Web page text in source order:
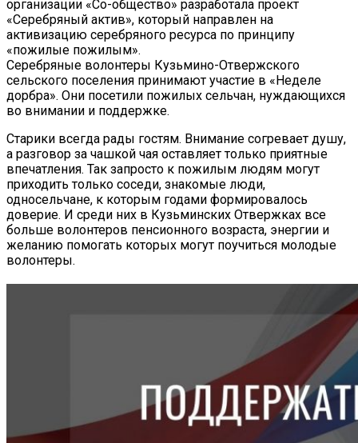
организации «Со-общество» разработала проект
«Серебряный актив», который направлен на
активизацию серебряного ресурса по принципу
«пожилые пожилым».
Серебряные волонтеры Кузьмино-Отвержского
сельского поселения принимают участие в «Неделе
дорбра». Они посетили пожилых сельчан, нуждающихся
во внимании и поддержке.
Старики всегда рады гостям. Внимание согревает душу,
а разговор за чашкой чая оставляет только приятные
впечатления. Так запросто к пожилым людям могут
приходить только соседи, знакомые люди,
односельчане, к которым годами формировалось
доверие. И среди них в Кузьминских Отвержках все
больше волонтеров пенсионного возраста, энергии и
желанию помогать которых могут поучиться молодые
волонтеры.